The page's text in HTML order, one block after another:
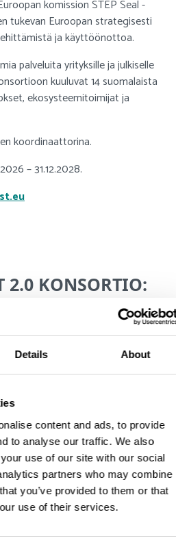
Details About
content and ads, to provide
to analyse our traffic. We also
use of our site with our social
partners who may combine
you’ve provided to them or that
use of their services.
komission STEP Seal -
tukevan Euroopan strategisesti
ja käyttöönottoa.
palveluita yrityksille ja julkiselle
kuuluvat 14 suomalaista
ekosysteemitoimijat ja
koordinaattorina.
– 31.12.2028.
2.0 KONSORTIO: